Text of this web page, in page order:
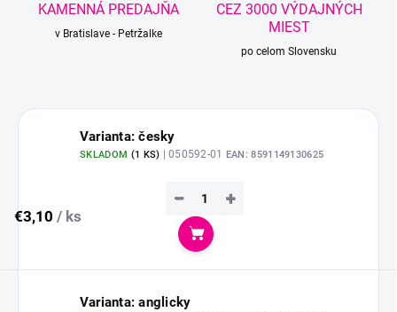
KAMENNÁ PREDAJŇA
v Bratislave - Petržalke
CEZ 3000 VÝDAJNÝCH
MIEST
po celom Slovensku
Varianta: česky
SKLADOM (1 KS) | 050592-01 EAN: 8591149130625
€3,10 / ks
+
−
Do košíka
Varianta: anglicky